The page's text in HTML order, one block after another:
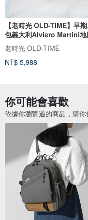
【老時光 OLD-TIME】早
包義大利Alviero Martini地
背包
老時光 OLD-TIME
NT$ 5,988
你可能會喜歡
依據你瀏覽過的商品，猜